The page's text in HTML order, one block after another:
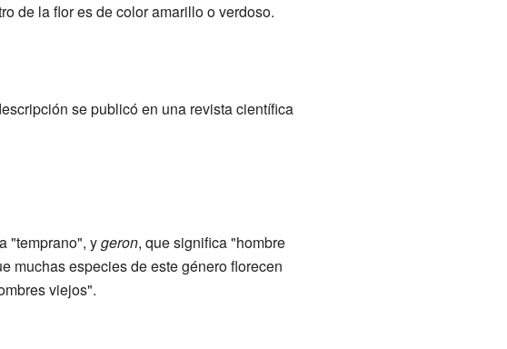
de la flor es de color amarillo o verdoso.
se publicó en una revista científica
"temprano", ygeron, que significa "hombre
muchas especies de este género florecen
viejos".